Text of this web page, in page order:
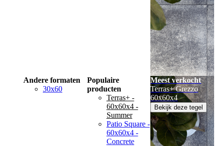
Andere formaten
30x60
Populaire
producten
Terras+ -
60x60x4 -
Summer
Patio Square -
60x60x4 -
Concrete
Meest verkocht
Terras+ Grezzo
60x60x4
Bekijk deze tegel